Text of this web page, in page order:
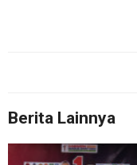
Berita Lainnya